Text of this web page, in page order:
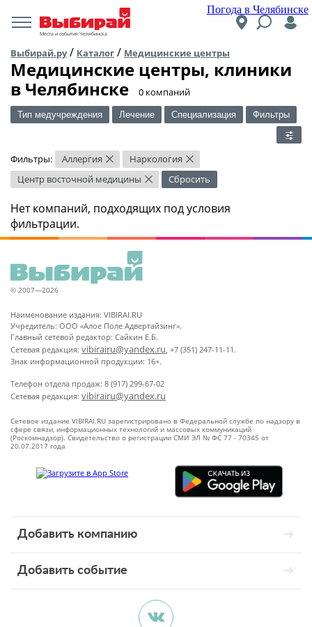
Погода в Челябинске
Места и события Челябинска
Выбирай.ру/ Каталог / Медицинские центры
Медицинские центры, клиники
в Челябинске
​0 компаний
Тип медучреждения Лечение Специализация Фильтры
Фильтры: Аллергия × Наркология ×
Центр восточной медицины × Сбросить
Нет компаний, подходящих под условия
фильтрации.
© 2007—2026
Наименование издания: VIBIRAI.RU
Учредитель: ООО «Алое Поле Адвертайзинг».
Главный сетевой редактор: Сайкин Е.Б.
Сетевая редакция: vibirairu@yandex.ru, +7 (351) 247-11-11.
Знак информационной продукции: 16+.
Телефон отдела продаж: 8 (917) 299-67-02
Сетевая редакция: vibirairu@yandex.ru
Сетевое издание VIBIRAI.RU зарегистрировано в Федеральной службе по надзору в
сфере связи, информационных технологий и массовых коммуникаций
(Роскомнадзор). Свидетельство о регистрации СМИ ЭЛ № ФС 77 - 70345 от
20.07.2017 года
Добавить компанию
Добавить событие